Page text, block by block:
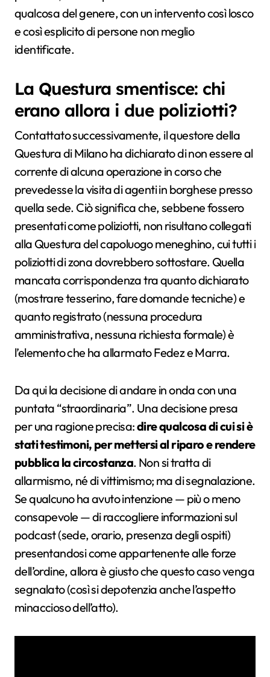
qualcosa del genere, con un intervento così losco
e così esplicito di persone non meglio
identificate.
La Questura smentisce: chi
erano allora i due poliziotti?
Contattato successivamente, il questore della
Questura di Milano ha dichiarato di non essere al
corrente di alcuna operazione in corso che
prevedesse la visita di agenti in borghese presso
quella sede. Ciò significa che, sebbene fossero
presentati come poliziotti, non risultano collegati
alla Questura del capoluogo meneghino, cui tutti i
poliziotti di zona dovrebbero sottostare. Quella
mancata corrispondenza tra quanto dichiarato
(mostrare tesserino, fare domande tecniche) e
quanto registrato (nessuna procedura
amministrativa, nessuna richiesta formale) è
l’elemento che ha allarmato Fedez e Marra.
Da qui la decisione di andare in onda con una
puntata “straordinaria”. Una decisione presa
per una ragione precisa:dire qualcosa di cui si è
stati testimoni, per mettersi al riparo e rendere
pubblica la circostanza. Non si tratta di
allarmismo, né di vittimismo; ma di segnalazione.
Se qualcuno ha avuto intenzione — più o meno
consapevole — di raccogliere informazioni sul
podcast (sede, orario, presenza degli ospiti)
presentandosi come appartenente alle forze
dell’ordine, allora è giusto che questo caso venga
segnalato (così si depotenzia anche l’aspetto
minaccioso dell’atto).